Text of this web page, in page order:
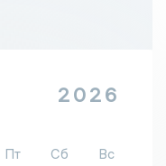
2026
Пт Сб
Вс